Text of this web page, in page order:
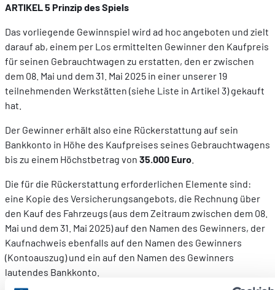
ARTIKEL 5 Prinzip des Spiels
Das vorliegende Gewinnspiel wird ad hoc angeboten und zielt
darauf ab, einem per Los ermittelten Gewinner den Kaufpreis
für seinen Gebrauchtwagen zu erstatten, den er zwischen
dem 08. Mai und dem 31. Mai 2025 in einer unserer 19
teilnehmenden Werkstätten (siehe Liste in Artikel 3) gekauft
hat.
Der Gewinner erhält also eine Rückerstattung auf sein
Bankkonto in Höhe des Kaufpreises seines Gebrauchtwagens
bis zu einem Höchstbetrag von 35.000 Euro
Die für die Rückerstattung erforderlichen Elemente sind:
eine Kopie des Versicherungsangebots, die Rechnung über
den Kauf des Fahrzeugs (aus dem Zeitraum zwischen dem 08.
Mai und dem 31. Mai 2025) auf den Namen des Gewinners, der
Kaufnachweis ebenfalls auf den Namen des Gewinners
(Kontoauszug) und ein auf den Namen des Gewinners
lautendes Bankkonto.